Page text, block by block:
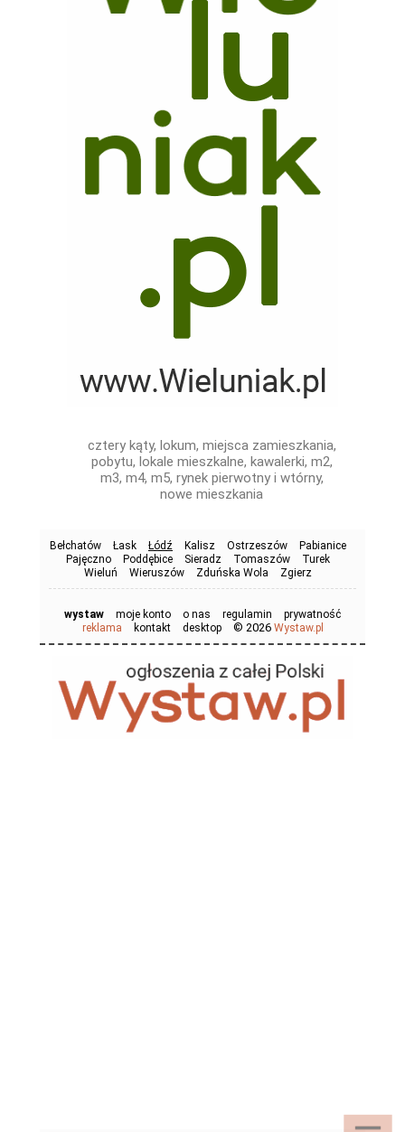
cztery kąty, lokum, miejsca zamieszkania,
pobytu, lokale mieszkalne, kawalerki, m2,
m3, m4, m5, rynek pierwotny i wtórny,
nowe mieszkania
Bełchatów Łask Łódź Kalisz Ostrzeszów
Pabianice
Pajęczno
Poddębice Sieradz Tomaszów
Turek
Wieluń
Wieruszów Zduńska Wola Zgierz
wystaw moje konto o nas regulamin
prywatność
reklama
kontakt desktop © 2026 Wystaw.pl